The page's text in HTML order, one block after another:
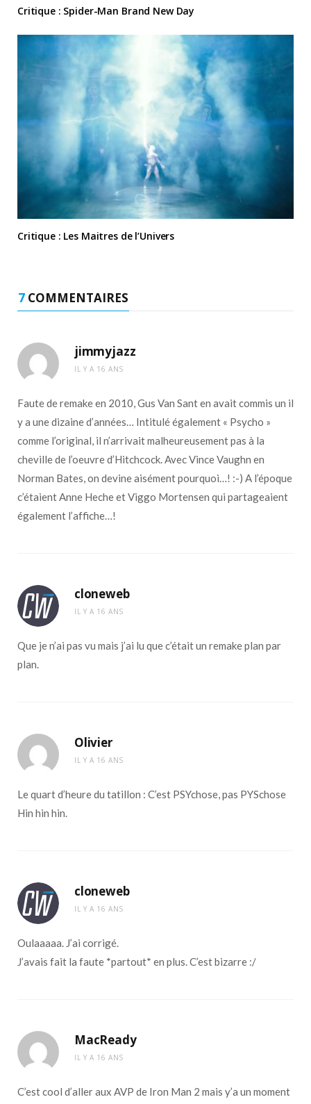
Critique : Spider-Man Brand New Day
Critique : Les Maitres de l’Univers
7 COMMENTAIRES
jimmyjazz
IL Y A 16 ANS
Faute de remake en 2010, Gus Van Sant en avait commis un il
y a une dizaine d’années… Intitulé également « Psycho »
comme l’original, il n’arrivait malheureusement pas à la
cheville de l’oeuvre d’Hitchcock. Avec Vince Vaughn en
Norman Bates, on devine aisément pourquoi…! :-) A l’époque
c’étaient Anne Heche et Viggo Mortensen qui partageaient
également l’affiche…!
cloneweb
IL Y A 16 ANS
Que je n’ai pas vu mais j’ai lu que c’était un remake plan par
plan.
Olivier
IL Y A 16 ANS
Le quart d’heure du tatillon : C’est PSYchose, pas PYSchose
Hin hin hin.
cloneweb
IL Y A 16 ANS
Oulaaaaa. J’ai corrigé.
J’avais fait la faute *partout* en plus. C’est bizarre :/
MacReady
IL Y A 16 ANS
C’est cool d’aller aux AVP de Iron Man 2 mais y’a un moment